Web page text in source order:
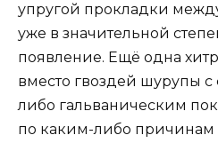
упругой прокладки
уже в значительной
появление. Ещё одна
вместо гвоздей шурупы
либо гальваническим
по каким-либо причинам